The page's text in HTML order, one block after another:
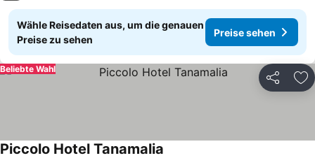
Wähle Reisedaten aus, um die genauen
Preise zu sehen
Preise sehen
Teilen
Beliebte Wahl
Piccolo Hotel Tanamalia